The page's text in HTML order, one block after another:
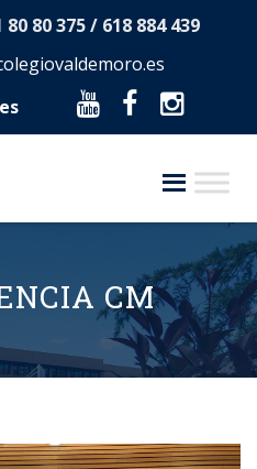
80 80 375 / 618 884 439
CM